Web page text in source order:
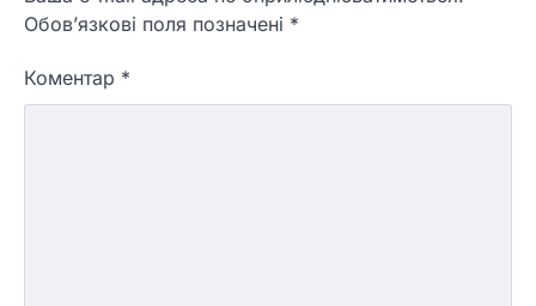
Обов’язкові поля позначені *
Коментар *